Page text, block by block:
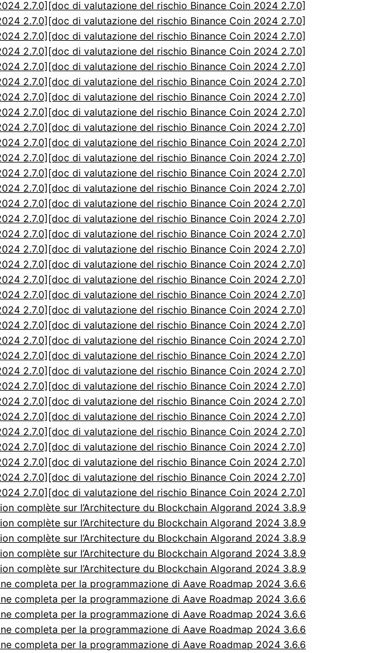
2.7.0] [doc di valutazione del rischio Binance Coin 2024 2.7.0]
2.7.0] [doc di valutazione del rischio Binance Coin 2024 2.7.0]
2.7.0] [doc di valutazione del rischio Binance Coin 2024 2.7.0]
2.7.0] [doc di valutazione del rischio Binance Coin 2024 2.7.0]
2.7.0] [doc di valutazione del rischio Binance Coin 2024 2.7.0]
2.7.0] [doc di valutazione del rischio Binance Coin 2024 2.7.0]
2.7.0] [doc di valutazione del rischio Binance Coin 2024 2.7.0]
2.7.0] [doc di valutazione del rischio Binance Coin 2024 2.7.0]
2.7.0] [doc di valutazione del rischio Binance Coin 2024 2.7.0]
2.7.0] [doc di valutazione del rischio Binance Coin 2024 2.7.0]
2.7.0] [doc di valutazione del rischio Binance Coin 2024 2.7.0]
2.7.0] [doc di valutazione del rischio Binance Coin 2024 2.7.0]
2.7.0] [doc di valutazione del rischio Binance Coin 2024 2.7.0]
2.7.0] [doc di valutazione del rischio Binance Coin 2024 2.7.0]
2.7.0] [doc di valutazione del rischio Binance Coin 2024 2.7.0]
2.7.0] [doc di valutazione del rischio Binance Coin 2024 2.7.0]
2.7.0] [doc di valutazione del rischio Binance Coin 2024 2.7.0]
2.7.0] [doc di valutazione del rischio Binance Coin 2024 2.7.0]
2.7.0] [doc di valutazione del rischio Binance Coin 2024 2.7.0]
2.7.0] [doc di valutazione del rischio Binance Coin 2024 2.7.0]
2.7.0] [doc di valutazione del rischio Binance Coin 2024 2.7.0]
2.7.0] [doc di valutazione del rischio Binance Coin 2024 2.7.0]
2.7.0] [doc di valutazione del rischio Binance Coin 2024 2.7.0]
2.7.0] [doc di valutazione del rischio Binance Coin 2024 2.7.0]
2.7.0] [doc di valutazione del rischio Binance Coin 2024 2.7.0]
2.7.0] [doc di valutazione del rischio Binance Coin 2024 2.7.0]
2.7.0] [doc di valutazione del rischio Binance Coin 2024 2.7.0]
2.7.0] [doc di valutazione del rischio Binance Coin 2024 2.7.0]
2.7.0] [doc di valutazione del rischio Binance Coin 2024 2.7.0]
2.7.0] [doc di valutazione del rischio Binance Coin 2024 2.7.0]
2.7.0] [doc di valutazione del rischio Binance Coin 2024 2.7.0]
2.7.0] [doc di valutazione del rischio Binance Coin 2024 2.7.0]
2.7.0] [doc di valutazione del rischio Binance Coin 2024 2.7.0]
complète sur l’Architecture du Blockchain Algorand 2024 3.8.9
complète sur l’Architecture du Blockchain Algorand 2024 3.8.9
complète sur l’Architecture du Blockchain Algorand 2024 3.8.9
complète sur l’Architecture du Blockchain Algorand 2024 3.8.9
complète sur l’Architecture du Blockchain Algorand 2024 3.8.9
completa per la programmazione di Aave Roadmap 2024 3.6.6
completa per la programmazione di Aave Roadmap 2024 3.6.6
completa per la programmazione di Aave Roadmap 2024 3.6.6
completa per la programmazione di Aave Roadmap 2024 3.6.6
completa per la programmazione di Aave Roadmap 2024 3.6.6